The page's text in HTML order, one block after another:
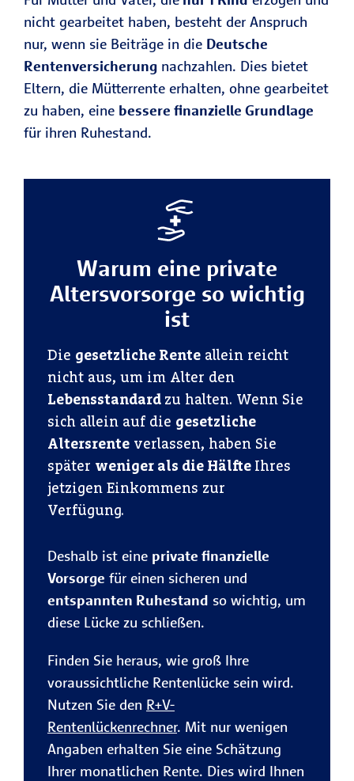
nicht gearbeitet haben, besteht der Anspruch
nur, wenn sie Beiträge in die Deutsche
Rentenversicherung nachzahlen. Dies bietet
Eltern, die Mütterrente erhalten, ohne gearbeitet
zu haben, eine bessere finanzielle Grundlage
für ihren Ruhestand.
Warum eine private
Altersvorsorge so wichtig
ist
Die gesetzliche Rente allein reicht
nicht aus, um im Alter den
Lebensstandard zu halten. Wenn Sie
sich allein auf die gesetzliche
Altersrente verlassen, haben Sie
später weniger als die Hälfte Ihres
jetzigen Einkommens zur
Verfügung.
Deshalb ist eine private finanzielle
Vorsorge für einen sicheren und
entspannten Ruhestand so wichtig, um
diese Lücke zu schließen.
Finden Sie heraus, wie groß Ihre
voraussichtliche Rentenlücke sein wird.
Nutzen Sie den R+V-
Rentenlückenrechner. Mit nur wenigen
Angaben erhalten Sie eine Schätzung
Ihrer monatlichen Rente. Dies wird Ihnen